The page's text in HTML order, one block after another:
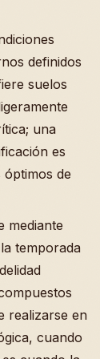
definidos
suelos
una
es
de
mediante
temporada
realizarse en
cuando